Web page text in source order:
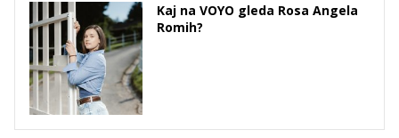
Kaj na VOYO gleda Rosa Angela
Romih?